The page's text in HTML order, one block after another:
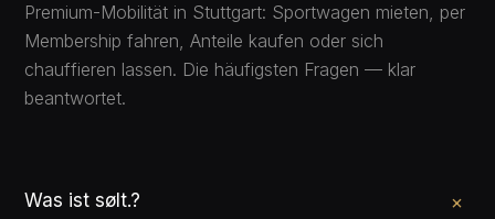
Premium-Mobilität in Stuttgart: Sportwagen mieten, per
Membership fahren, Anteile kaufen oder sich
chauffieren lassen. Die häufigsten Fragen — klar
beantwortet.
Was ist sølt.?